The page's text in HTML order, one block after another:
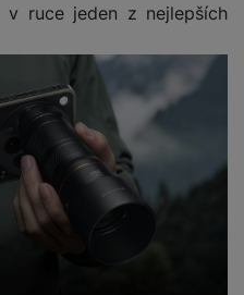
ruce jeden z nejlepších